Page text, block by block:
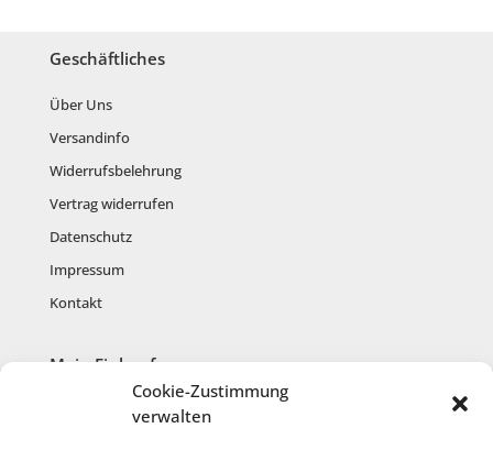
Cookie-Zustimmung
verwalten
Geschäftliches
Über Uns
Versandinfo
Widerrufsbelehrung
Vertrag widerrufen
Datenschutz
Impressum
Kontakt
Mein Einkauf